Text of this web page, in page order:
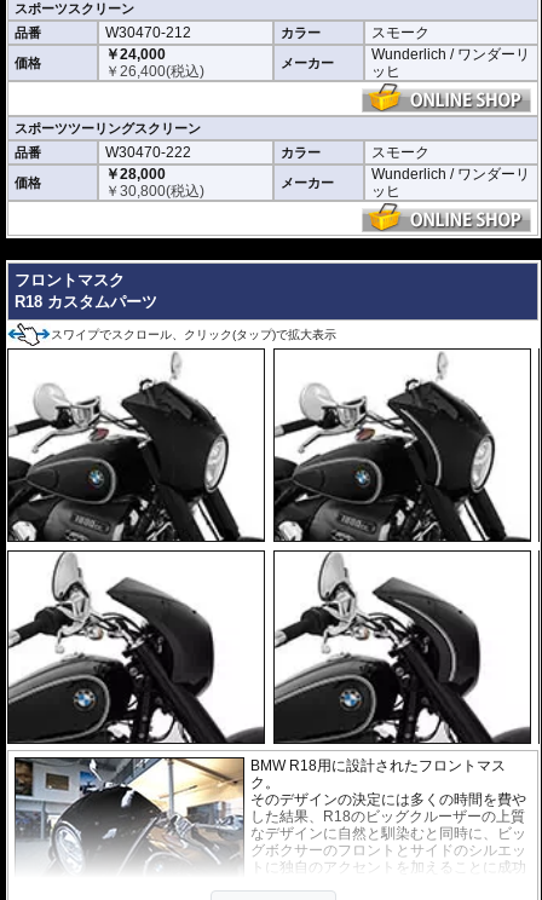
「Sport Touring」
高さ :: 約430mm
幅 : 約360mm
厚さ : 約4mm
スポーツスクリーン
品番
W30470-212 カラー スモーク
価格
￥24,000
￥26,400(税込) メーカー
Wunderlich / ワンダーリ
ッヒ
スポーツツーリングスクリーン
品番
W30470-222 カラー スモーク
価格
￥28,000
￥30,800(税込) メーカー
Wunderlich / ワンダーリ
ッヒ
フロントマスク
R18 カスタムパーツ
スワイプでスクロール、クリック(タップ)で拡大表示
BMW R18用に設計されたフロントマス
ク。
そのデザインの決定には多くの時間を費や
した結果、R18のビッグクルーザーの上質
なデザインに自然と馴染むと同時に、ビッ
グボクサーのフロントとサイドのシルエッ
トに独自のアクセントを加えることに成功